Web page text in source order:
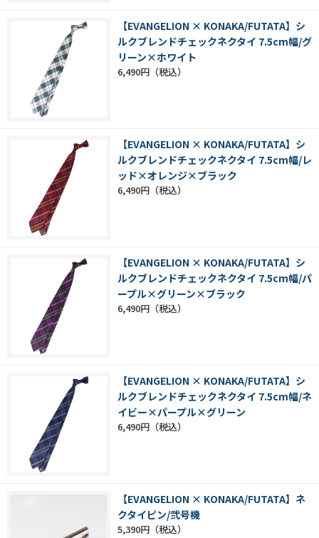
【EVANGELION × KONAKA/FUTATA】シ
ルクブレンドチェックネクタイ 7.5cm幅/グ
リーン×ホワイト
6,490円
【EVANGELION × KONAKA/FUTATA】シ
ルクブレンドチェックネクタイ 7.5cm幅/レ
ッド×オレンジ×ブラック
6,490円
【EVANGELION × KONAKA/FUTATA】シ
ルクブレンドチェックネクタイ 7.5cm幅/パ
ープル×グリーン×ブラック
6,490円
【EVANGELION × KONAKA/FUTATA】シ
ルクブレンドチェックネクタイ 7.5cm幅/ネ
イビー×パープル×グリーン
6,490円
【EVANGELION × KONAKA/FUTATA】ネ
クタイピン/弐号機
5,390円